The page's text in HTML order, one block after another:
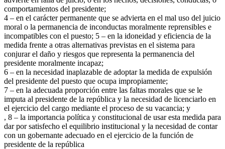
comportamientos del presidente;
4 – en el carácter permanente que se advierta en el mal uso del juicio
moral o la permanencia de inconductas moralmente reprensibles e
incompatibles con el puesto; 5 – en la idoneidad y eficiencia de la
medida frente a otras alternativas previstas en el sistema para
conjurar el daño y riesgos que representa la permanencia del
presidente moralmente incapaz;
6 – en la necesidad inaplazable de adoptar la medida de expulsión
del presidente del puesto que ocupa impropiamente;
7 – en la adecuada proporción entre las faltas morales que se le
imputa al presidente de la república y la necesidad de licenciarlo en
el ejercicio del cargo mediante el proceso de su vacancia; y
, 8 – la importancia política y constitucional de usar esta medida para
dar por satisfecho el equilibrio institucional y la necesidad de contar
con un gobernante adecuado en el ejercicio de la función de
presidente de la república